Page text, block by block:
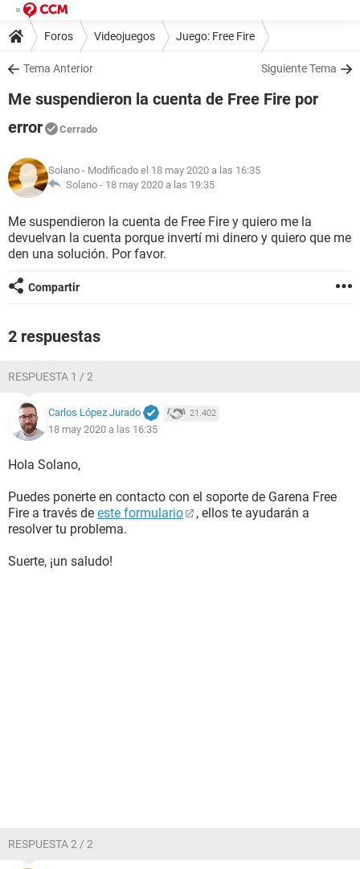
Foros Videojuegos Juego: Free Fire
Tema Anterior Siguiente Tema
Me suspendieron la cuenta de Free Fire por
error
Cerrado
Solano - Modificado el 18 may 2020 a las 16:35
Solano - 18 may 2020 a las 19:35
Me suspendieron la cuenta de Free Fire y quiero me la
devuelvan la cuenta porque invertí mi dinero y quiero que me
den una solución. Por favor.
Compartir
2 respuestas
RESPUESTA 1 / 2
Carlos López Jurado 21.402
18 may 2020 a las 16:35
Hola Solano,
Puedes ponerte en contacto con el soporte de Garena Free
Fire a través de este formulario
, ellos te ayudarán a
resolver tu problema.
Suerte, ¡un saludo!
RESPUESTA 2 / 2